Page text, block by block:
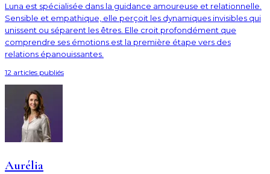
Luna est spécialisée dans la guidance amoureuse et relationnelle.
Sensible et empathique, elle perçoit les dynamiques invisibles qui
unissent ou séparent les êtres. Elle croit profondément que
comprendre ses émotions est la première étape vers des
relations épanouissantes.
12 articles publiés
Aurélia